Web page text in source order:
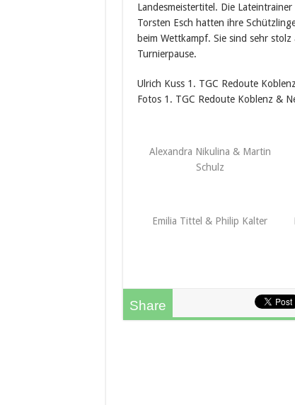
Landesmeistertitel. Die
Torsten Esch hatten ihre
beim Wettkampf. Sie sind sehr
Turnierpause.
Ulrich Kuss 1. TGC Redoute
Fotos 1. TGC Redoute Koblenz &
Alexandra Nikulina & Martin
Schulz
Emilia Tittel & Philip Kalter
Share